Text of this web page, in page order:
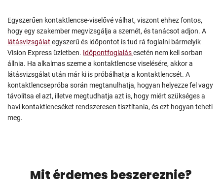
Egyszerűen kontaktlencse-viselővé válhat, viszont ehhez fontos,
hogy egy szakember megvizsgálja a szemét, és tanácsot adjon. A
látásvizsgálat egyszerű és időpontot is tud rá foglalni bármelyik
Vision Express üzletben. Időpontfoglalásesetén nem kell sorban
állnia. Ha alkalmas szeme a kontaktlencse viselésére, akkor a
látásvizsgálat után már ki is próbálhatja a kontaktlencsét. A
kontaktlencsepróba során megtanulhatja, hogyan helyezze fel vagy
távolítsa el azt, illetve megtudhatja azt is, hogy miért szükséges a
havi kontaktlencséket rendszeresen tisztítania, és ezt hogyan teheti
meg.
Mit érdemes beszereznie?